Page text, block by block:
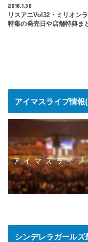
2018.1.30
リスアニVol32・ミリオン
特集の発売日や店舗特典ま
アイマスライブ情
シンデレラガールズ